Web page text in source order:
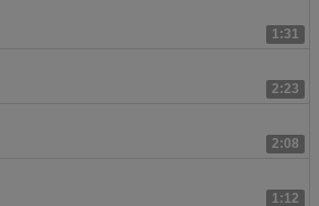
1:31
2:23
2:08
1:12